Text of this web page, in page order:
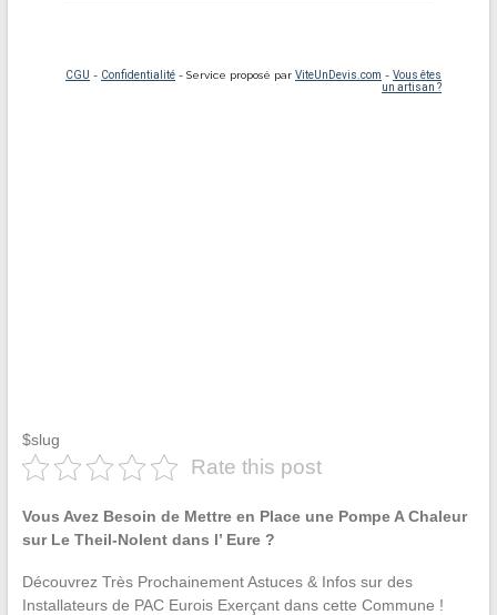
$slug
Rate this post
Vous Avez Besoin de Mettre en Place une Pompe A Chaleur
sur Le Theil-Nolent dans l’ Eure ?
Découvrez Très Prochainement Astuces & Infos sur des
Installateurs de PAC Eurois Exerçant dans cette Commune !